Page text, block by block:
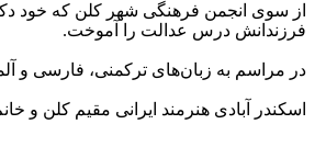
از سوی انجمن فرهنگی شهر کلن که خود
فرزندانش درس عدالت را آموخت.
در مراسم به زبان‌های ترکمنی، فارسی و
اسکندر آبادی هنرمند ایرانی مقیم کلن و